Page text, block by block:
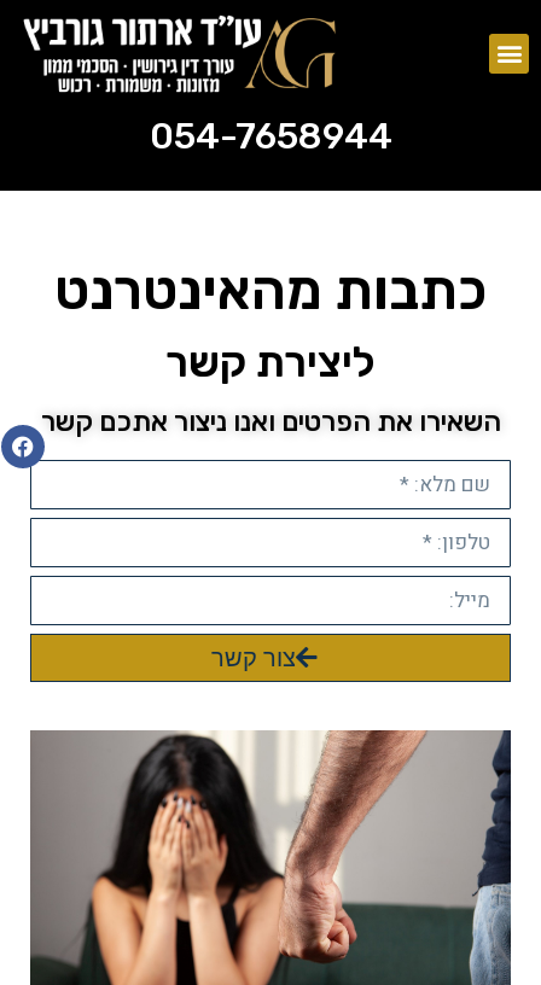
054-7658944
כתבות מהאינטרנט
ליצירת קשר
השאירו את הפרטים ואנו ניצור אתכם קשר
צור קשר